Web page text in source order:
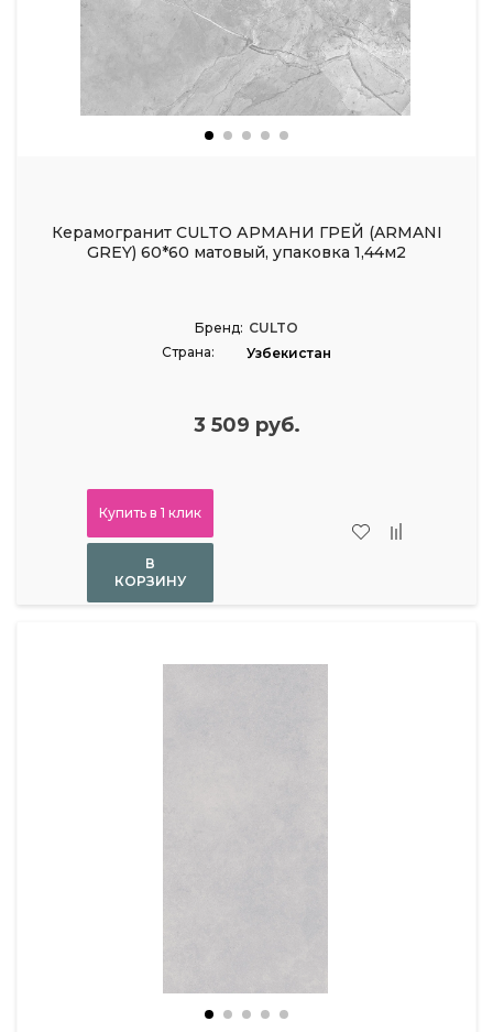
Керамогранит CULTO АРМАНИ ГРЕЙ (ARMANI
GREY) 60*60 матовый, упаковка 1,44м2
Бренд: CULTO
Страна:
Узбекистан
3 509 руб.
Купить в 1 клик
В
КОРЗИНУ